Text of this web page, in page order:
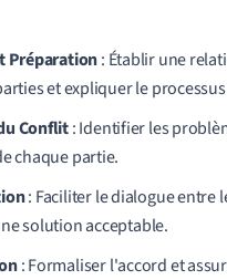
Préparation: Établir une
et expliquer le
Conflit: Identifier les
chaque partie.
: Faciliter le dialogue entre
solution acceptable.
: Formaliser l'accord et